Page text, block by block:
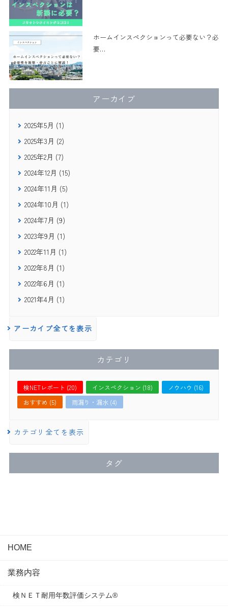
ホームインスペクションって必要ない？必
要…
アーカイブ
2025年5月 (1)
2025年3月 (2)
2025年2月 (7)
2024年12月 (15)
2024年11月 (5)
2024年10月 (1)
2024年7月 (9)
2023年9月 (1)
2022年11月 (1)
2022年8月 (1)
2022年6月 (1)
2021年4月 (1)
アーカイブ全てを表示
カテゴリ
検NETレポート (20) インスペクション (18)
ノウハウ (16)
おすすめ (5)
雨漏り・漏水 (4)
カテゴリ全てを表示
タグ
HOME
業務内容
検ＮＥＴ耐用年数評価システム®